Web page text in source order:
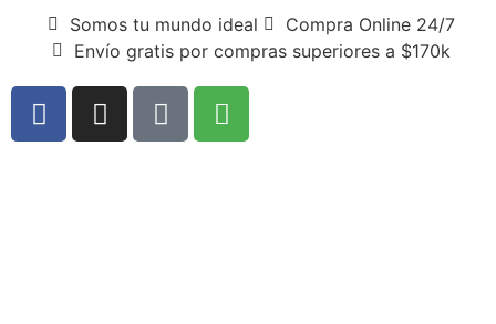
Somos tu mundo ideal
Compra Online 24/7
Envío gratis por compras superiores a $170k